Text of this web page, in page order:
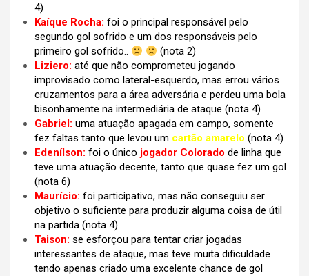
4)
Kaíque Rocha: foi o principal responsável pelo
segundo gol sofrido e um dos responsáveis pelo
primeiro gol sofrido..
(nota 2)
Liziero: até que não comprometeu jogando
improvisado como lateral-esquerdo, mas errou vários
cruzamentos para a área adversária e perdeu uma bola
bisonhamente na intermediária de ataque (nota 4)
Gabriel: uma atuação apagada em campo, somente
fez faltas tanto que levou um cartão amarelo (nota 4)
Edenílson: foi o único jogador Colorado de linha que
teve uma atuação decente, tanto que quase fez um gol
(nota 6)
Maurício: foi participativo, mas não conseguiu ser
objetivo o suficiente para produzir alguma coisa de útil
na partida (nota 4)
Taison: se esforçou para tentar criar jogadas
interessantes de ataque, mas teve muita dificuldade
tendo apenas criado uma excelente chance de gol